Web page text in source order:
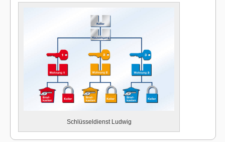
Schlüsseldienst Ludwig